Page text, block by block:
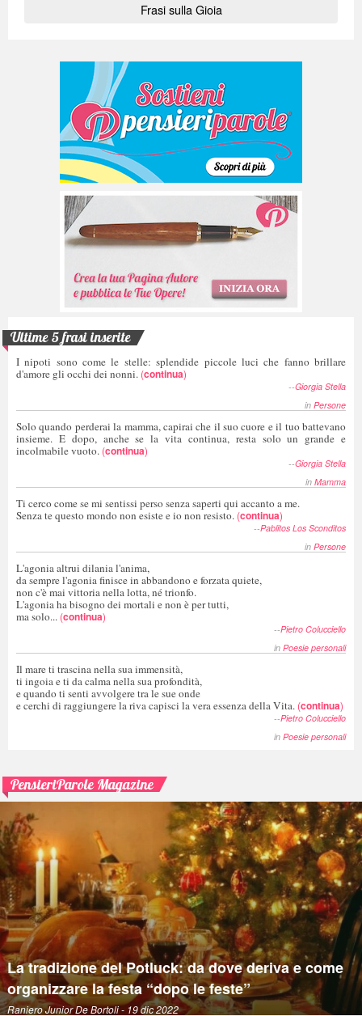
Frasi sulla Gioia
Ultime 5 frasi inserite
I nipoti sono come le stelle: splendide piccole luci che fanno brillare
d'amore gli occhi dei nonni. (continua)
--Giorgia Stella
in Persone
Solo quando perderai la mamma, capirai che il suo cuore e il tuo battevano
insieme. E dopo, anche se la vita continua, resta solo un grande e
incolmabile vuoto. (continua)
--Giorgia Stella
in Mamma
Ti cerco come se mi sentissi perso senza saperti qui accanto a me.
Senza te questo mondo non esiste e io non resisto. (continua)
--Pablitos Los Sconditos
in Persone
L'agonia altrui dilania l'anima,
da sempre l'agonia finisce in abbandono e forzata quiete,
non c'è mai vittoria nella lotta, né trionfo.
L'agonia ha bisogno dei mortali e non è per tutti,
ma solo... (continua)
--Pietro Colucciello
in Poesie personali
Il mare ti trascina nella sua immensità,
ti ingoia e ti da calma nella sua profondità,
e quando ti senti avvolgere tra le sue onde
e cerchi di raggiungere la riva capisci la vera essenza della Vita. (continua)
--Pietro Colucciello
in Poesie personali
PensieriParole Magazine
La tradizione del Potluck: da dove deriva e come
organizzare la festa “dopo le feste”
Raniero Junior De Bortoli- 19 dic 2022